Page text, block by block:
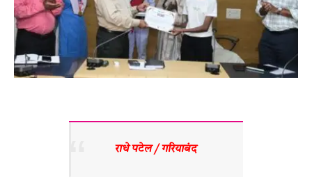
राधे पटेल / गरियाबंद